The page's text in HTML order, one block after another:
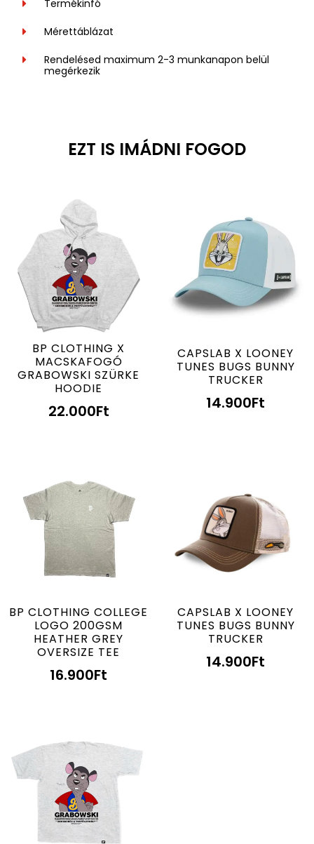
Termékinfó
Mérettáblázat
Rendelésed maximum 2-3 munkanapon belül
megérkezik
EZT IS IMÁDNI FOGOD
BP CLOTHING X
MACSKAFOGÓ
GRABOWSKI SZÜRKE
HOODIE
22.000Ft
CAPSLAB X LOONEY
TUNES BUGS BUNNY
TRUCKER
14.900Ft
BP CLOTHING COLLEGE
LOGO 200GSM
HEATHER GREY
OVERSIZE TEE
16.900Ft
CAPSLAB X LOONEY
TUNES BUGS BUNNY
TRUCKER
14.900Ft